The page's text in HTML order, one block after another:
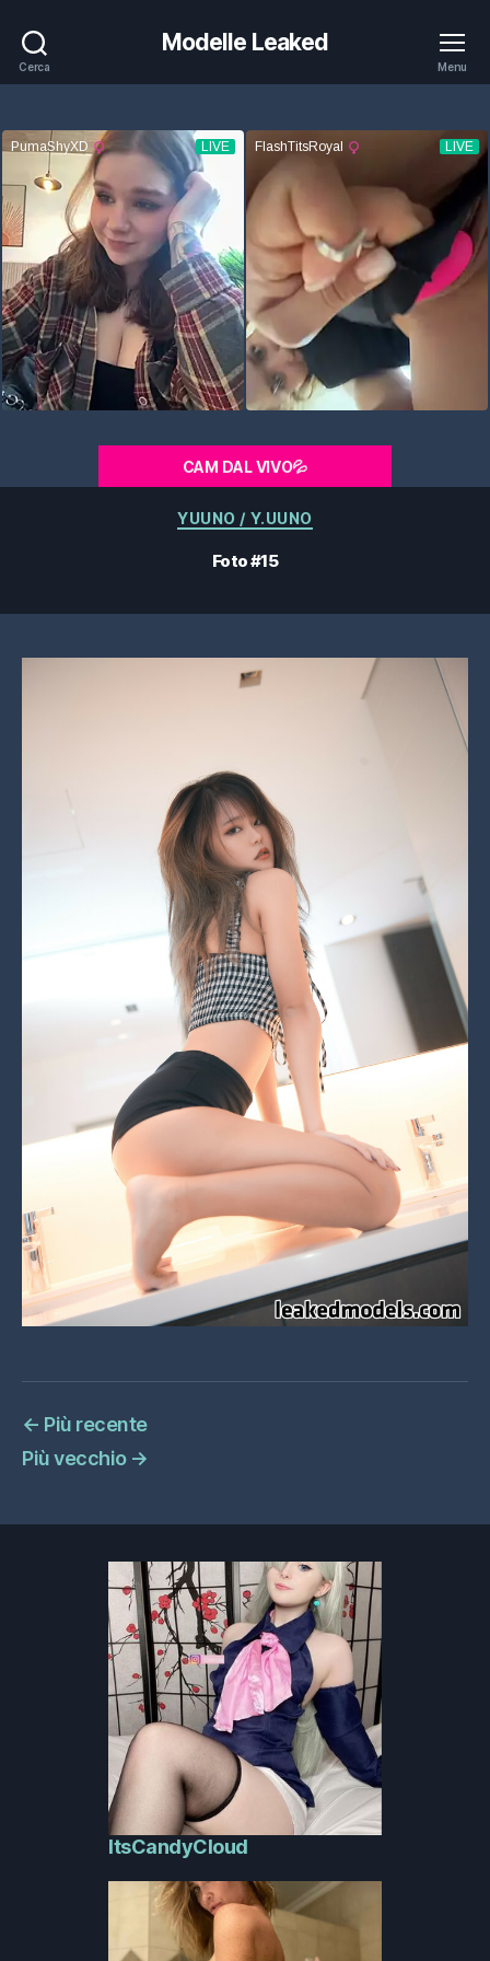
Cerca
Modelle Leaked
Menu
CAM DAL VIVO💦
Categorie
YUUNO / Y.UUNO
Foto #15
← Più recente
Più vecchio →
ItsCandyCloud